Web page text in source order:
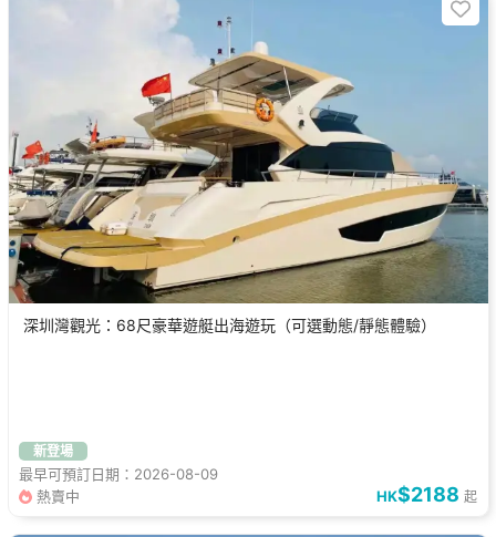
深圳灣觀光：68尺豪華遊艇出海遊玩（可選動態/靜態體驗）
新登場
最早可預訂日期：2026-08-09
熱賣中
HK$2188 起